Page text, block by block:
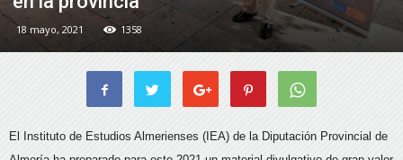
18 mayo, 2021 1358
El Instituto de Estudios Almerienses (IEA) de la Diputación Provincial de